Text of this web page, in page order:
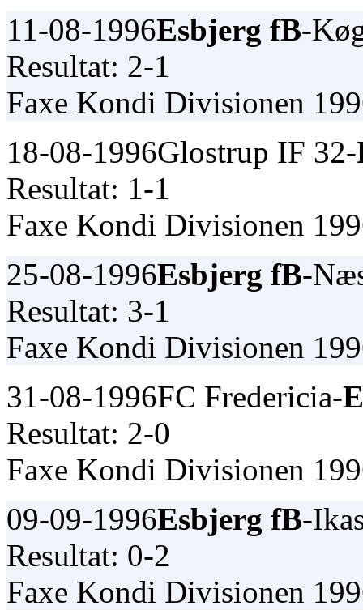
11-08-1996Esbjerg fB-
Resultat: 2-1
Faxe Kondi Divisionen
18-08-1996Glostrup IF 32-
Resultat: 1-1
Faxe Kondi Divisionen
25-08-1996Esbjerg fB-
Resultat: 3-1
Faxe Kondi Divisionen
31-08-1996FC Fredericia-
Resultat: 2-0
Faxe Kondi Divisionen
09-09-1996Esbjerg fB-
Resultat: 0-2
Faxe Kondi Divisionen